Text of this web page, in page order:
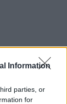
Information
parties, or
for